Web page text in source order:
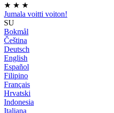
★ ★ ★
Jumala voitti voiton!
SU
Bokmål
Čeština
Deutsch
English
Español
Filipino
Français
Hrvatski
Indonesia
Italiana